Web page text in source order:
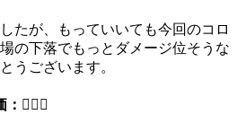
たが、もっていいても今回のコロ
の下落でもっとダメージ位そうな
うございます。